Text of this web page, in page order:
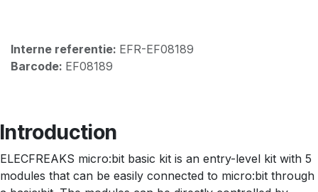
Interne referentie: EFR-EF08189
Barcode: EF08189
Introduction
ELECFREAKS micro:bit basic kit is an entry-level kit with 5
modules that can be easily connected to micro:bit through